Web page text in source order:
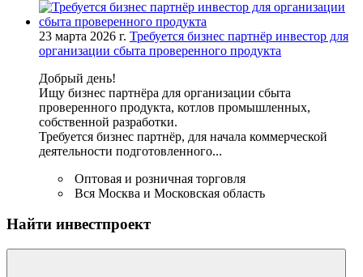
23 марта 2026 г. Требуется бизнес партнёр инвестор для
организации сбыта проверенного продукта
Добрый день!
Ищу бизнес партнёра для организации сбыта
проверенного продукта, котлов промышленных,
собственной разработки.
Требуется бизнес партнёр, для начала коммерческой
деятельности подготовленного...
Оптовая и розничная торговля
Вся Москва и Московская область
Найти инвестпроект